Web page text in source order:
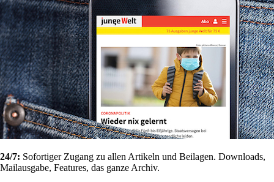
24/7: Sofortiger Zugang zu allen Artikeln und Beilagen. Downloads,
Mailausgabe, Features, das ganze Archiv.